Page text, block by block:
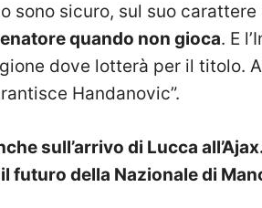
sono sicuro, sul suo carattere
quando non gioca. E
dove lotterà per il titolo.
Handanovic”.
sull’arrivo di Lucca
futuro della Nazionale di